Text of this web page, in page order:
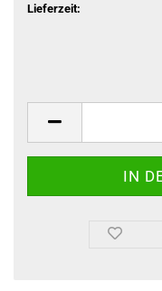
Lieferzeit: